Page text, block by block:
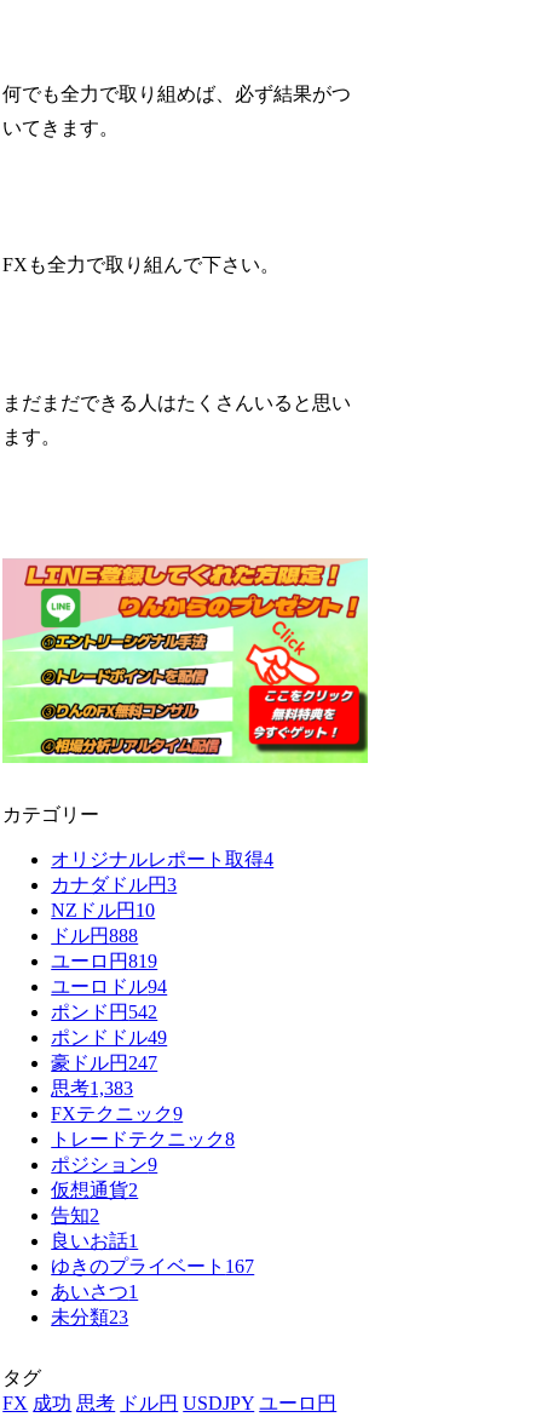
何でも全力で取り組めば、必ず結果がつ
いてきます。
FXも全力で取り組んで下さい。
まだまだできる人はたくさんいると思い
ます。
カテゴリー
オリジナルレポート取得4
カナダドル円3
NZドル円 10
ドル円888
ユーロ円819
ユーロドル94
ポンド円 542
ポンドドル49
豪ドル円 247
思考1,383
FXテクニック9
トレードテクニック8
ポジション9
仮想通貨2
告知2
良いお話1
ゆきのプライベート 167
あいさつ1
未分類23
タグ
FX 成功 思考 ドル円 USDJPY ユーロ円